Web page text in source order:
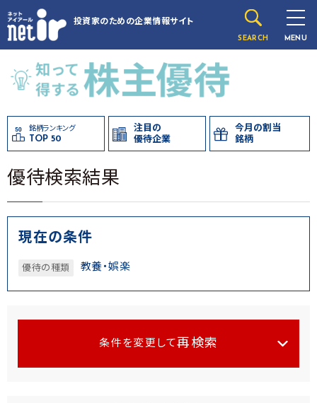
投資家のための企業情報サイト
SEARCH MENU
銘柄ランキング
TOP 50
注目の
優待企業
今月の割当
銘柄
優待検索結果
現在の条件
優待の種類 教養・娯楽
条件を変更して 再検索